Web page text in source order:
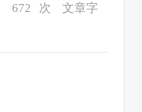
672 次
文章字